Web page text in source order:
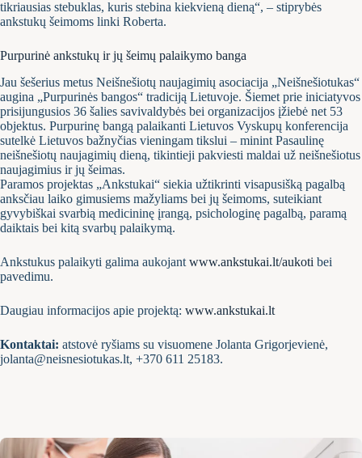
tikriausias stebuklas, kuris stebina kiekvieną dieną“, – stiprybės
ankstukų šeimoms linki Roberta.
Purpurinė ankstukų ir jų šeimų palaikymo banga
Jau šešerius metus Neišnešiotų naujagimių asociacija „Neišnešiotukas“
augina „Purpurinės bangos“ tradiciją Lietuvoje. Šiemet prie iniciatyvos
prisijungusios 36 šalies savivaldybės bei organizacijos įžiebė net 53
objektus. Purpurinę bangą palaikanti Lietuvos Vyskupų konferencija
sutelkė Lietuvos bažnyčias vieningam tikslui – minint Pasaulinę
neišnešiotų naujagimių dieną, tikintieji pakviesti maldai už neišnešiotus
naujagimius ir jų šeimas.
Paramos projektas „Ankstukai“ siekia užtikrinti visapusišką pagalbą
anksčiau laiko gimusiems mažyliams bei jų šeimoms, suteikiant
gyvybiškai svarbią medicininę įrangą, psichologinę pagalbą, paramą
daiktais bei kitą svarbų palaikymą.
Ankstukus palaikyti galima aukojant www.ankstukai.lt/aukoti bei
pavedimu.
Daugiau informacijos apie projektą: www.ankstukai.lt
Kontaktai: atstovė ryšiams su visuomene Jolanta Grigorjevienė,
jolanta@neisnesiotukas.lt, +370 611 25183.